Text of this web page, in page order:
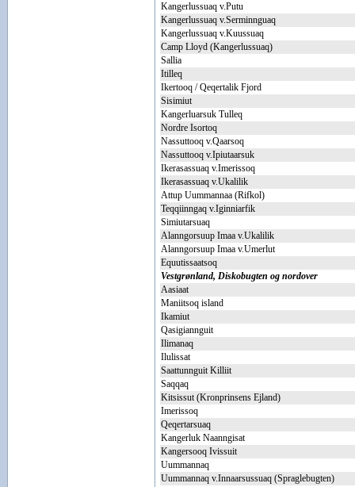
Kangerlussuaq v.Putu
Kangerlussuaq v.Serminnguaq
Kangerlussuaq v.Kuussuaq
Camp Lloyd (Kangerlussuaq)
Sallia
Itilleq
Ikertooq / Qeqertalik Fjord
Sisimiut
Kangerluarsuk Tulleq
Nordre Isortoq
Nassuttooq v.Qaarsoq
Nassuttooq v.Ipiutaarsuk
Ikerasassuaq v.Imerissoq
Ikerasassuaq v.Ukalilik
Attup Uummannaa (Rifkol)
Teqqiinngaq v.Iginniarfik
Simiutarsuaq
Alanngorsuup Imaa v.Ukalilik
Alanngorsuup Imaa v.Umerlut
Equutissaatsoq
Vestgrønland, Diskobugten og nordover
Aasiaat
Maniitsoq island
Ikamiut
Qasigiannguit
Ilimanaq
Ilulissat
Saattunnguit Killiit
Saqqaq
Kitsissut (Kronprinsens Ejland)
Imerissoq
Qeqertarsuaq
Kangerluk Naanngisat
Kangersooq Ivissuit
Uummannaq
Uummannaq v.Innaarsussuaq (Spraglebugten)